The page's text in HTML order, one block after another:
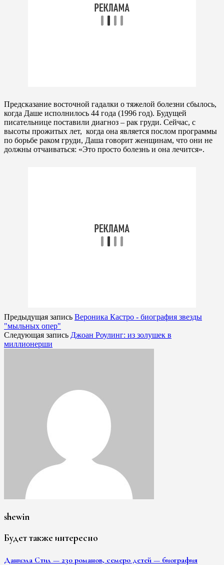
Предсказание восточной гадалки о тяжелой болезни сбылось,
когда Даше исполнилось 44 года (1996 год). Будущей
писательнице поставили диагноз – рак груди. Сейчас, с
высоты прожитых лет, когда она является послом программы
по борьбе раком груди, Даша говорит женщинам, что они не
должны отчаиваться: «Это просто болезнь и она лечится».
Предыдущая запись Вероника Кастро - биография звезды
"мыльных опер"
Следующая запись Джоан Роулинг: из золушек в
миллионерши
shewin
Будет также интересно
Даниэла Стил — 230 романов, семеро детей — биография